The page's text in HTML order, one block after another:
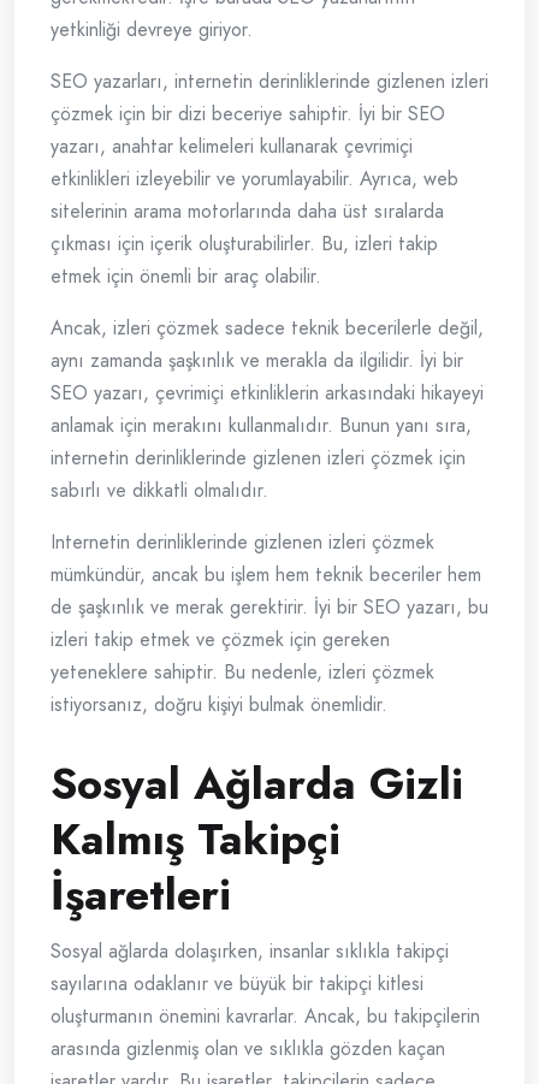
yetkinliği devreye giriyor.
SEO yazarları, internetin derinliklerinde gizlenen izleri
çözmek için bir dizi beceriye sahiptir. İyi bir SEO
yazarı, anahtar kelimeleri kullanarak çevrimiçi
etkinlikleri izleyebilir ve yorumlayabilir. Ayrıca, web
sitelerinin arama motorlarında daha üst sıralarda
çıkması için içerik oluşturabilirler. Bu, izleri takip
etmek için önemli bir araç olabilir.
Ancak, izleri çözmek sadece teknik becerilerle değil,
aynı zamanda şaşkınlık ve merakla da ilgilidir. İyi bir
SEO yazarı, çevrimiçi etkinliklerin arkasındaki hikayeyi
anlamak için merakını kullanmalıdır. Bunun yanı sıra,
internetin derinliklerinde gizlenen izleri çözmek için
sabırlı ve dikkatli olmalıdır.
Internetin derinliklerinde gizlenen izleri çözmek
mümkündür, ancak bu işlem hem teknik beceriler hem
de şaşkınlık ve merak gerektirir. İyi bir SEO yazarı, bu
izleri takip etmek ve çözmek için gereken
yeteneklere sahiptir. Bu nedenle, izleri çözmek
istiyorsanız, doğru kişiyi bulmak önemlidir.
Sosyal Ağlarda Gizli
Kalmış Takipçi
İşaretleri
Sosyal ağlarda dolaşırken, insanlar sıklıkla takipçi
sayılarına odaklanır ve büyük bir takipçi kitlesi
oluşturmanın önemini kavrarlar. Ancak, bu takipçilerin
arasında gizlenmiş olan ve sıklıkla gözden kaçan